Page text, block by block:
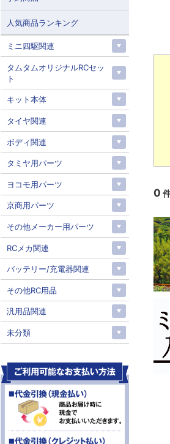
0
人気商品ランキング
ミニ四駆関連
タムタムオリジナルRCセッ
ト
キット本体
タイヤ関連
ボディ関連
タミヤ用パーツ
ヨコモ用パーツ
京商用パーツ
その他メーカー用パーツ
RCメカ関連
バッテリー/充電器関連
その他RC用品
汎用品関連
未分類